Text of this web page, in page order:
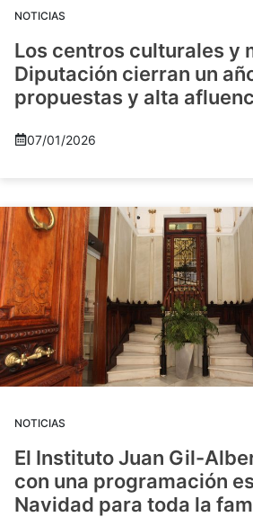
NOTICIAS
Los centros culturales y
Diputación cierran un
propuestas y alta
07/01/2026
NOTICIAS
El Instituto Juan Gil-
con una programación
Navidad para toda la